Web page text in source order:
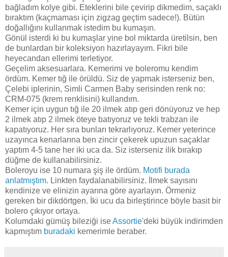
bağladım kolye gibi. Eteklerini bile çevirip dikmedim, saçaklı
bıraktım (kaçmaması için zigzag geçtim sadece!). Bütün
doğallığını kullanmak istedim bu kumaşın.
Gönül isterdi ki bu kumaşlar yine bol miktarda üretilsin, ben
de bunlardan bir koleksiyon hazırlayayım. Fikri bile
heyecandan ellerimi terletiyor.
Geçelim aksesuarlara. Kemerimi ve boleromu kendim
ördüm. Kemer tığ ile örüldü. Siz de yapmak isterseniz ben,
Çelebi iplerinin, Simli Carmen Baby serisinden renk no:
CRM-075 (krem renklisini) kullandım.
Kemer için uygun tığ ile 20 ilmek atıp geri dönüyoruz ve hep
2 ilmek atıp 2 ilmek öteye batıyoruz ve tekli trabzan ile
kapatıyoruz. Her sıra bunları tekrarlıyoruz. Kemer yeterince
uzayınca kenarlarına ben zincir çekerek upuzun saçaklar
yaptım 4-5 tane her iki uca da. Siz isterseniz ilik bırakıp
düğme de kullanabilirsiniz.
Boleroyu ise 10 numara şiş ile ördüm. Motifi burada
anlatmıştım. Linkten faydalanabilirsiniz. İlmek sayısını
kendinize ve elinizin ayarına göre ayarlayın. Örmeniz
gereken bir dikdörtgen. İki ucu da birleştirince böyle basit bir
bolero çıkıyor ortaya.
Kolumdaki gümüş bileziği iseAssortie'deki büyük indirimden
kapmıştım buradaki kemerimle beraber.